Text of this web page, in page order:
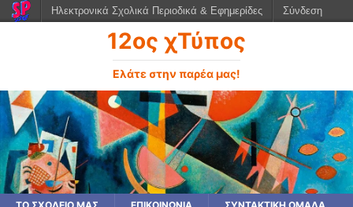
12ος χΤύπος
Ελάτε στην παρέα μας!
Ηλεκτρονικά Σχολικά Περιοδικά & Εφημερίδες Σύνδεση